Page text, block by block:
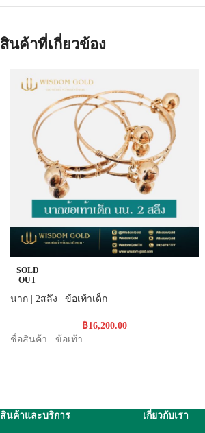
สินค้าที่เกี่ยวข้อง
SOLD
OUT
นาก | 2สลึง | ข้อเท้าเด็ก
฿16,200.00
ชื่อสินค้า : ข้อเท้า
สินค้าและบริการ เกี่ยวกับเรา